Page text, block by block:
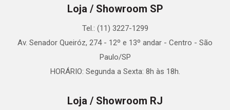
Loja / Showroom SP
Tel.: (11) 3227-1299
Av. Senador Queiróz, 274 - 12º e 13º andar - Centro - São
Paulo/SP
HORÁRIO: Segunda a Sexta: 8h às 18h.
Loja / Showroom RJ